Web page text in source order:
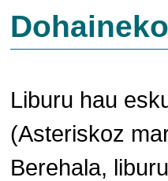
Liburu hau
(Asteriskoz
Berehala,